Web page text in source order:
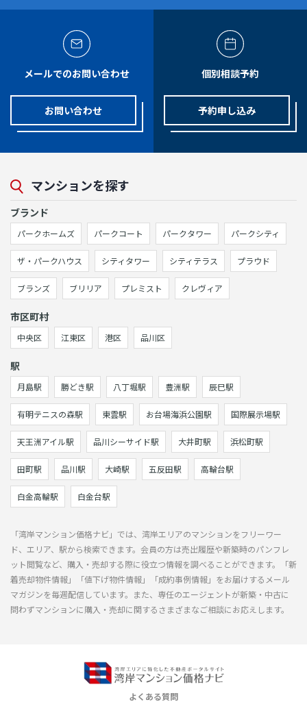
メールでのお問い合わせ
お問い合わせ
個別相談予約
予約申し込み
マンションを探す
ブランド
パークホームズ パークコート パークタワー パークシティ
ザ・パークハウス シティタワー シティテラス プラウド
ブランズ ブリリア プレミスト クレヴィア
市区町村
中央区 江東区 港区 品川区
駅
月島駅 勝どき駅 八丁堀駅 豊洲駅 辰巳駅
有明テニスの森駅 東雲駅 お台場海浜公園駅 国際展示場駅
天王洲アイル駅 品川シーサイド駅 大井町駅 浜松町駅
田町駅 品川駅 大崎駅 五反田駅 高輪台駅
白金高輪駅 白金台駅
「湾岸マンション価格ナビ」では、湾岸エリアのマンションをフリーワー
ド、エリア、駅から検索できます。会員の方は売出履歴や新築時のパンフレ
ット閲覧など、購入・売却する際に役立つ情報を調べることができます。「新
着売却物件情報」「値下げ物件情報」「成約事例情報」をお届けするメール
マガジンを毎週配信しています。また、専任のエージェントが新築・中古に
問わずマンションに購入・売却に関するさまざまなご相談にお応えします。
よくある質問